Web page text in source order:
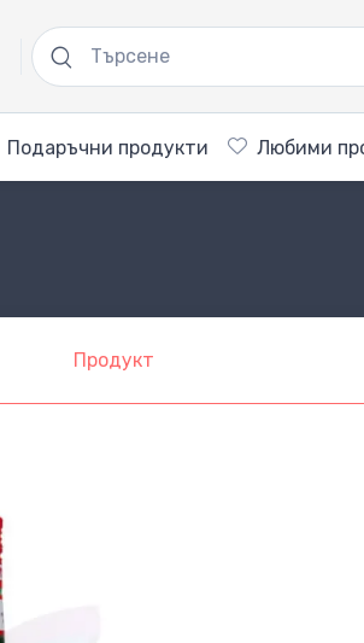
Подаръчни продукти Любими
Продукт